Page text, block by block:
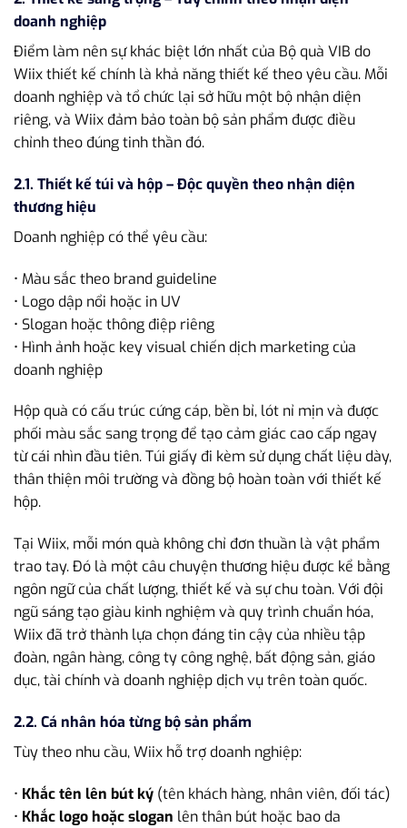
doanh nghiệp
Điểm làm nên sự khác biệt lớn nhất của Bộ quà VIB do
Wiix thiết kế chính là khả năng thiết kế theo yêu cầu. Mỗi
doanh nghiệp và tổ chức lại sở hữu một bộ nhận diện
riêng, và Wiix đảm bảo toàn bộ sản phẩm được điều
chỉnh theo đúng tinh thần đó.
2.1. Thiết kế túi và hộp – Độc quyền theo nhận diện
thương hiệu
Doanh nghiệp có thể yêu cầu:
• Màu sắc theo brand guideline
• Logo dập nổi hoặc in UV
• Slogan hoặc thông điệp riêng
• Hình ảnh hoặc key visual chiến dịch marketing của
doanh nghiệp
Hộp quà có cấu trúc cứng cáp, bền bỉ, lót nỉ mịn và được
phối màu sắc sang trọng để tạo cảm giác cao cấp ngay
từ cái nhìn đầu tiên. Túi giấy đi kèm sử dụng chất liệu dày,
thân thiện môi trường và đồng bộ hoàn toàn với thiết kế
hộp.
Tại Wiix, mỗi món quà không chỉ đơn thuần là vật phẩm
trao tay. Đó là một câu chuyện thương hiệu được kể bằng
ngôn ngữ của chất lượng, thiết kế và sự chu toàn. Với đội
ngũ sáng tạo giàu kinh nghiệm và quy trình chuẩn hóa,
Wiix đã trở thành lựa chọn đáng tin cậy của nhiều tập
đoàn, ngân hàng, công ty công nghệ, bất động sản, giáo
dục, tài chính và doanh nghiệp dịch vụ trên toàn quốc.
2.2. Cá nhân hóa từng bộ sản phẩm
Tùy theo nhu cầu, Wiix hỗ trợ doanh nghiệp:
• Khắc tên lên bút ký (tên khách hàng, nhân viên, đối tác)
• Khắc logo hoặc slogan lên thân bút hoặc bao da